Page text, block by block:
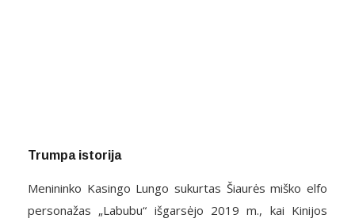
Trumpa istorija
Menininko Kasingo Lungo sukurtas Šiaurės miško elfo
personažas „Labubu“ išgarsėjo 2019 m., kai Kinijos